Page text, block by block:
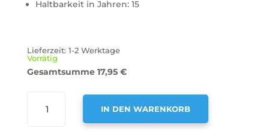
Haltbarkeit in Jahren: 15
Lieferzeit: 1-2 Werktage
Vorrätig
Gesamtsumme 17,95 €
METALL-
IN DEN WARENKORB